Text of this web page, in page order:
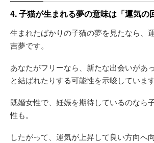
4. 子猫が生まれる夢の意味は「運気の
生まれたばかりの子猫の夢を見たなら、
吉夢です。
あなたがフリーなら、新たな出会いがあ
と結ばれたりする可能性を示唆しています
既婚女性で、妊娠を期待しているのなら
性も。
したがって、運気が上昇して良い方向へ